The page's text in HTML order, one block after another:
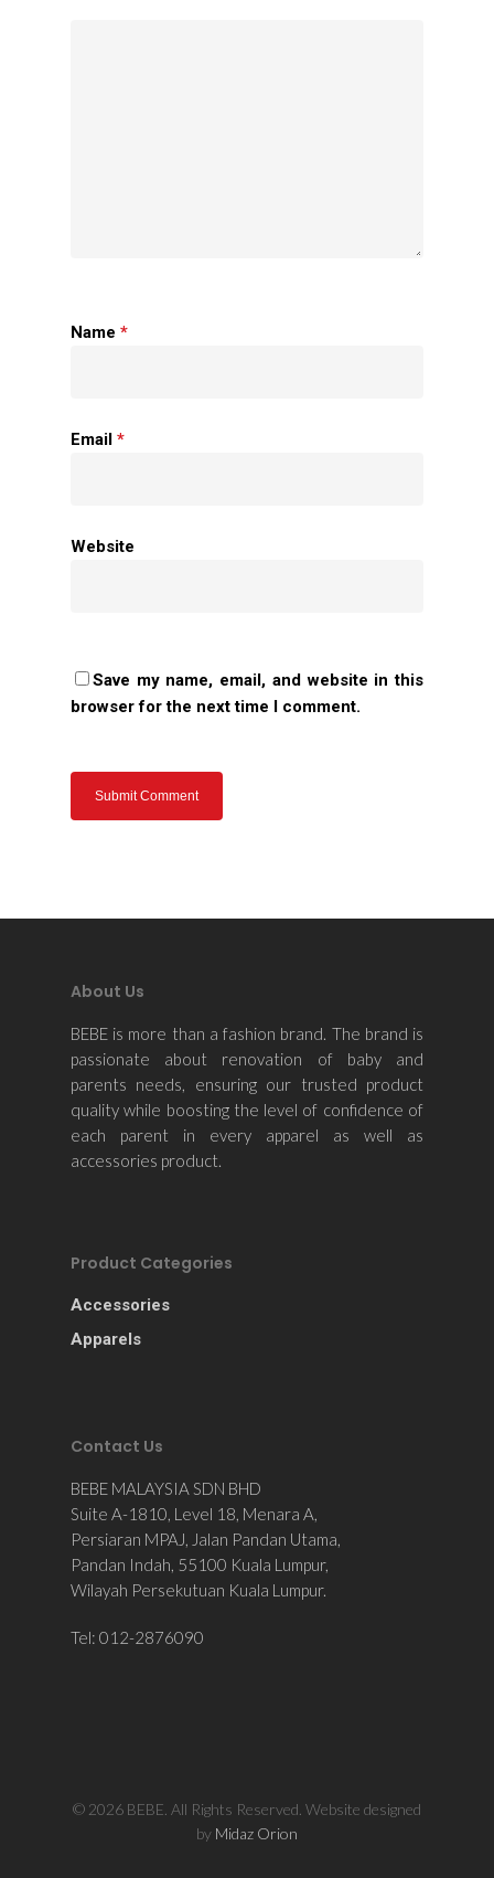
Name *
Email *
Website
Save my name, email, and website in this
browser for the next time I comment.
About Us
BEBE is more than a fashion brand. The brand is
passionate about renovation of baby and
parents needs, ensuring our trusted product
quality while boosting the level of confidence of
each parent in every apparel as well as
accessories product.
Product Categories
Accessories
Apparels
Contact Us
BEBE MALAYSIA SDN BHD
Suite A-1810, Level 18, Menara A,
Persiaran MPAJ, Jalan Pandan Utama,
Pandan Indah, 55100 Kuala Lumpur,
Wilayah Persekutuan Kuala Lumpur.
Tel: 012-2876090
© 2026 BEBE. All Rights Reserved. Website designed
by Midaz Orion